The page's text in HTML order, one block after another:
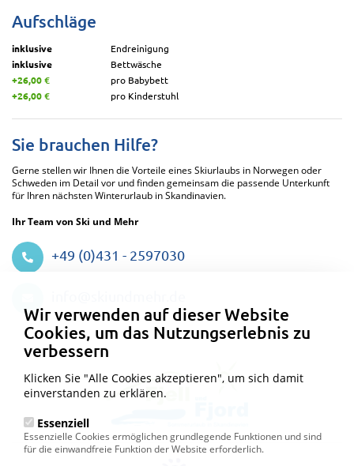
Aufschläge
inklusive
Endreinigung
inklusive
Bettwäsche
+26,00 €
pro Babybett
+26,00 €
pro Kinderstuhl
Sie brauchen Hilfe?
Gerne stellen wir Ihnen die Vorteile eines Skiurlaubs in Norwegen oder
Schweden im Detail vor und finden gemeinsam die passende Unterkunft
für Ihren nächsten Winterurlaub in Skandinavien.
Ihr Team von Ski und Mehr
+49 (0)431 - 2597030
Wir verwenden auf dieser Website
Cookies, um das Nutzungserlebnis zu
verbessern
Klicken Sie "Alle Cookies akzeptieren", um sich damit
einverstanden zu erklären.
Essenziell
Essenzielle Cookies ermöglichen grundlegende Funktionen und sind
für die einwandfreie Funktion der Website erforderlich.